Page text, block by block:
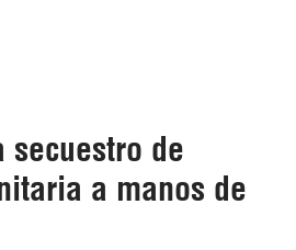
secuestro de
a manos de